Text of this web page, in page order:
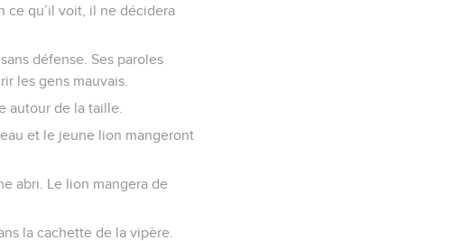
ce qu’il voit, il ne décidera
défense. Ses paroles
les gens mauvais.
autour de la taille.
et le jeune lion mangeront
abri. Le lion mangera de
la cachette de la vipère.